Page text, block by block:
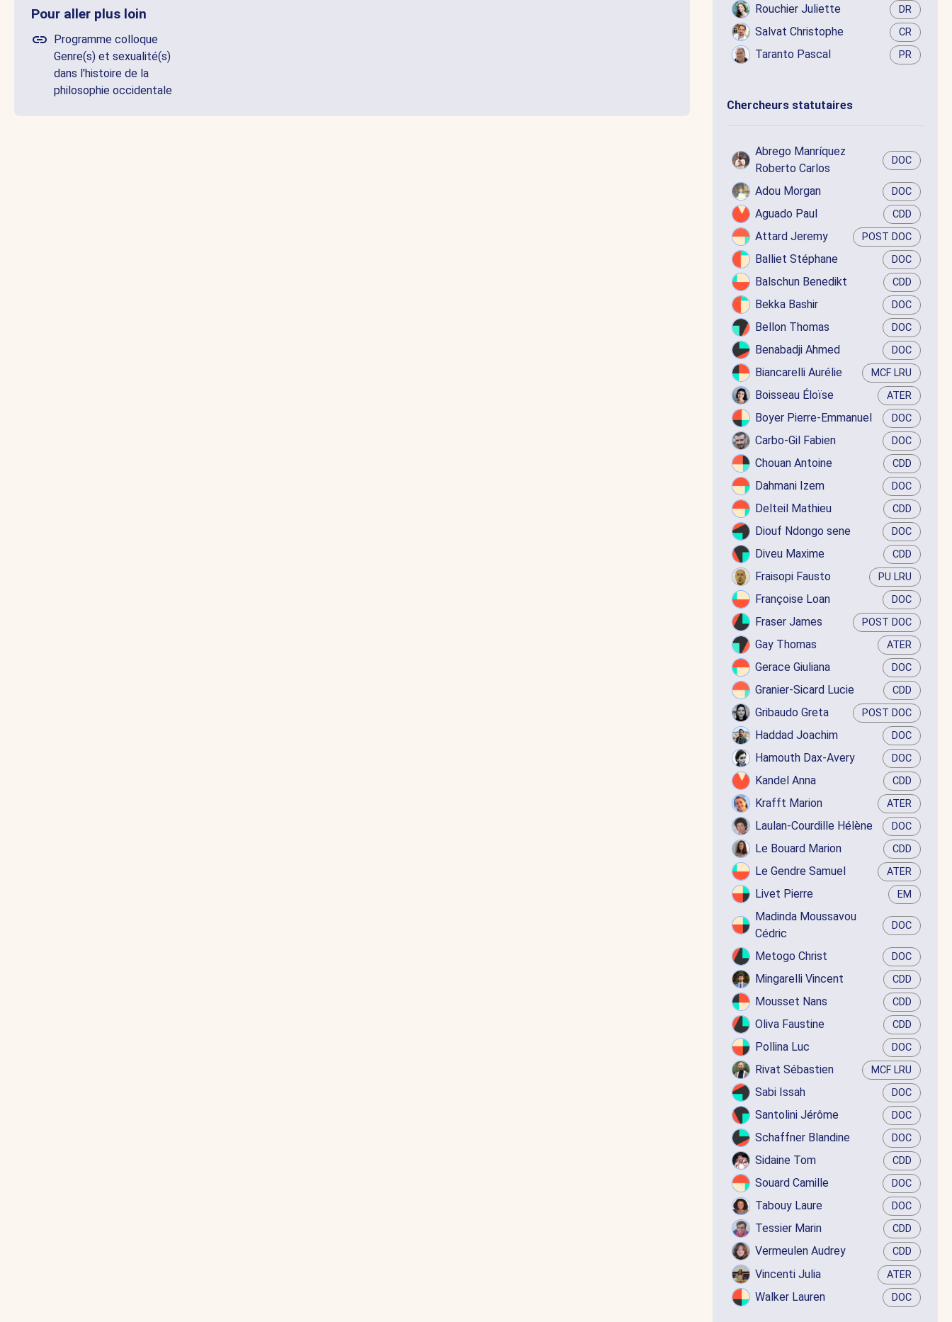
Pour aller plus loin
Programme colloque
Genre(s) et sexualité(s)
dans l'histoire de la
philosophie occidentale
Rouchier Juliette DR
Salvat Christophe CR
Taranto Pascal PR
Chercheurs statutaires
Abrego Manríquez
Roberto Carlos
DOC
Adou Morgan DOC
Aguado Paul CDD
Attard Jeremy POST DOC
Balliet Stéphane DOC
Balschun Benedikt CDD
Bekka Bashir DOC
Bellon Thomas DOC
Benabadji Ahmed DOC
Biancarelli Aurélie MCF LRU
Boisseau Éloïse ATER
Boyer Pierre-Emmanuel DOC
Carbo-Gil Fabien DOC
Chouan Antoine CDD
Dahmani Izem DOC
Delteil Mathieu CDD
Diouf Ndongo sene DOC
Diveu Maxime CDD
Fraisopi Fausto PU LRU
Françoise Loan DOC
Fraser James POST DOC
Gay Thomas ATER
Gerace Giuliana DOC
Granier-Sicard Lucie CDD
Gribaudo Greta POST DOC
Haddad Joachim DOC
Hamouth Dax-Avery DOC
Kandel Anna CDD
Krafft Marion ATER
Laulan-Courdille Hélène DOC
Le Bouard Marion CDD
Le Gendre Samuel ATER
Livet Pierre EM
Madinda Moussavou
Cédric
DOC
Metogo Christ DOC
Mingarelli Vincent CDD
Mousset Nans CDD
Oliva Faustine CDD
Pollina Luc DOC
Rivat Sébastien MCF LRU
Sabi Issah DOC
Santolini Jérôme DOC
Schaffner Blandine DOC
Sidaine Tom CDD
Souard Camille DOC
Tabouy Laure DOC
Tessier Marin CDD
Vermeulen Audrey CDD
Vincenti Julia ATER
Walker Lauren DOC